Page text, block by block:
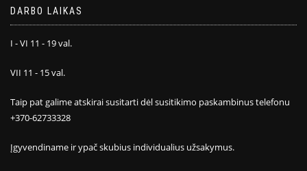
DARBO LAIKAS
I - VI 11 - 19 val.
VII 11 - 15 val.
Taip pat galime atskirai susitarti dėl susitikimo paskambinus telefonu
+370-62733328
Įgyvendiname ir ypač skubius individualius užsakymus.